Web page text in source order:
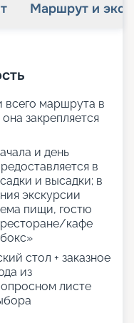
Маршрут и
маршрута в
закрепляется
и день
в
и высадки; в
экскурсии
пищи, гостю
ресторане/кафе
стол + заказное
из
листе